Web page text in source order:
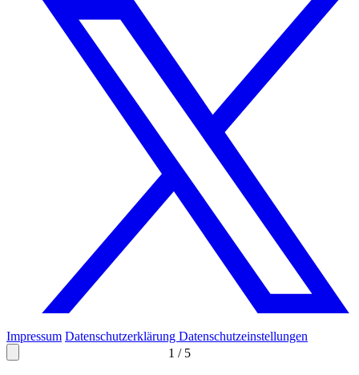
1 / 5
Impressum Datenschutzerklärung Datenschutzeinstellungen